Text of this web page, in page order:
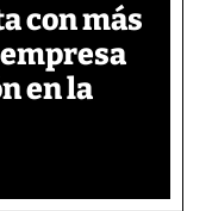
con más
en la